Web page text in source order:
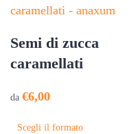
Semi di zucca
caramellati
da €6,00
Scegli il formato